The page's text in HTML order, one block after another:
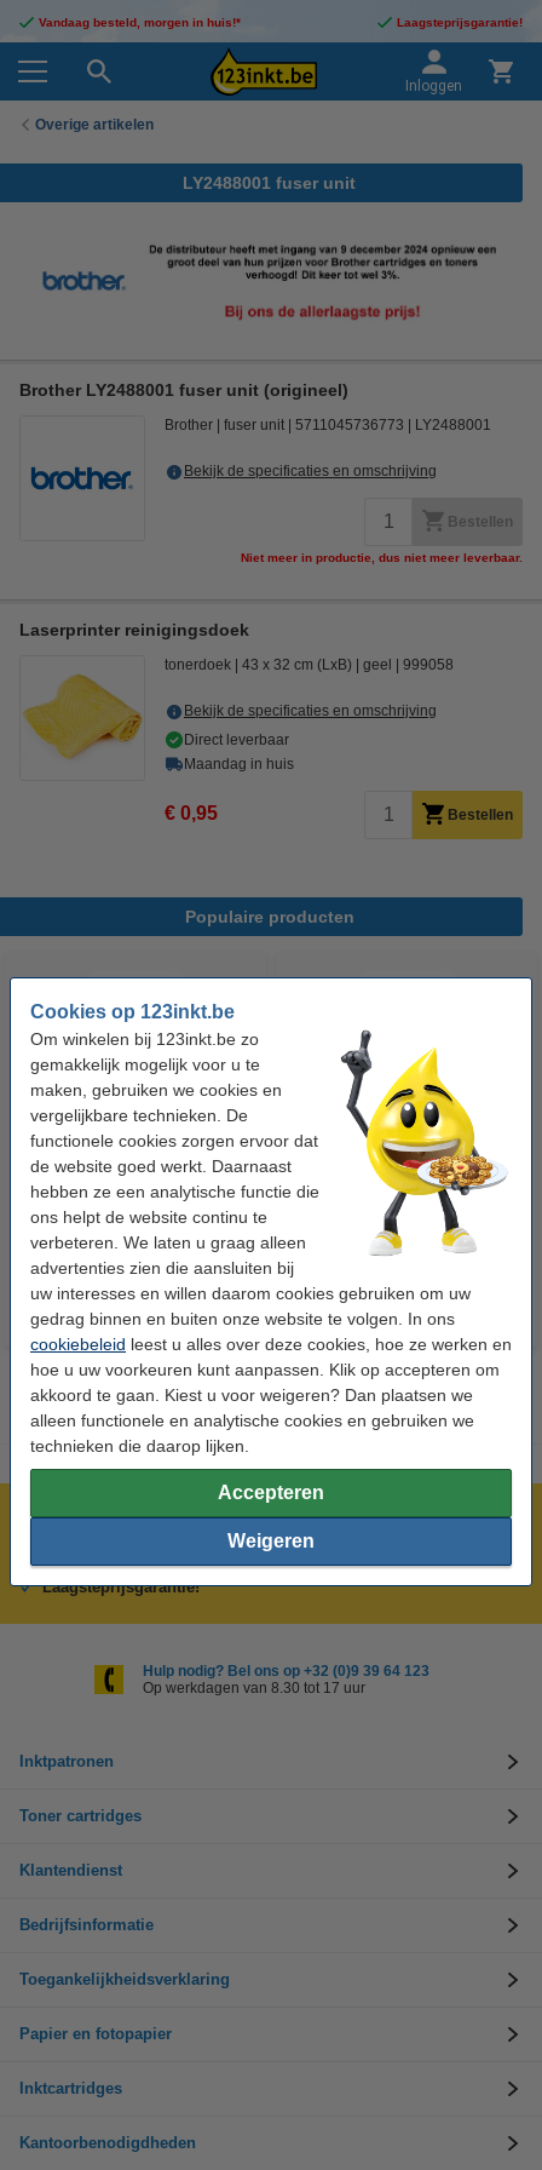
Cookies op 123inkt.be
Om winkelen bij 123inkt.be zo
gemakkelijk mogelijk voor u te
maken, gebruiken we cookies en
vergelijkbare technieken. De
functionele cookies zorgen ervoor dat
de website goed werkt. Daarnaast
hebben ze een analytische functie die
ons helpt de website continu te
verbeteren. We laten u graag alleen
advertenties zien die aansluiten bij
uw interesses en willen daarom cookies gebruiken om uw
gedrag binnen en buiten onze website te volgen. In ons
cookiebeleid leest u alles over deze cookies, hoe ze werken en
hoe u uw voorkeuren kunt aanpassen. Klik op accepteren om
akkoord te gaan. Kiest u voor weigeren? Dan plaatsen we
alleen functionele en analytische cookies en gebruiken we
technieken die daarop lijken.
Accepteren
Weigeren
Vandaag besteld, morgen in huis!* Laagsteprijsgarantie!
Inloggen
Overige artikelen
LY2488001 fuser unit
Brother LY2488001 fuser unit (origineel)
Brother fuser unit 5711045736773 LY2488001
Bekijk de specificaties en omschrijving
Bestellen
Niet meer in productie, dus niet meer leverbaar.
Laserprinter reinigingsdoek
tonerdoek 43 x 32 cm (LxB) geel 999058
Bekijk de specificaties en omschrijving
Direct leverbaar
Maandag in huis
€ 0,95 Bestellen
Populaire producten
123accu Xtreme Power MN1500
Penlite AA batterij 24 stuks
€ 14,95
123inkt kopieerpapier 1 doos
van 2500 vellen A4 - 80 g/m²
€ 33,50 Incl. 21% btw
Meer dan 5 miljoen klanten!
Voor 22.00 uur besteld, morgen in huis!
Laagsteprijsgarantie!
Hulp nodig? Bel ons op +32 (0)9 39 64 123
Op werkdagen van 8.30 tot 17 uur
Inktpatronen
Toner cartridges
Klantendienst
Bedrijfsinformatie
Toegankelijkheidsverklaring
Papier en fotopapier
Inktcartridges
Kantoorbenodigdheden